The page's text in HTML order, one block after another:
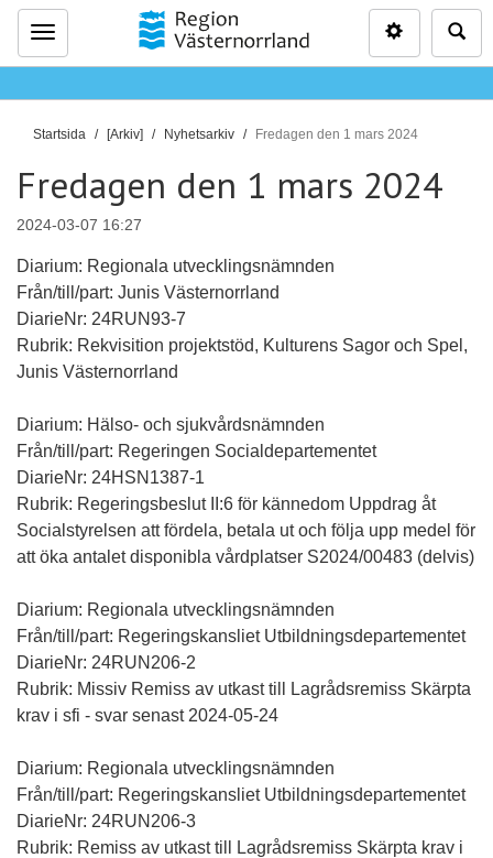
Meny
D
ä
r
h
ä
r
:
Startsida [Arkiv] Nyhetsarkiv Fredagen den 1 mars 2024
Fredagen den 1 mars 2024
2024-03-07 16:27
Diarium: Regionala utvecklingsnämnden
Från/till/part: Junis Västernorrland
DiarieNr: 24RUN93-7
Rubrik: Rekvisition projektstöd, Kulturens Sagor och Spel,
Junis Västernorrland
Diarium: Hälso- och sjukvårdsnämnden
Från/till/part: Regeringen Socialdepartementet
DiarieNr: 24HSN1387-1
Rubrik: Regeringsbeslut II:6 för kännedom Uppdrag åt
Socialstyrelsen att fördela, betala ut och följa upp medel för
att öka antalet disponibla vårdplatser S2024/00483 (delvis)
Diarium: Regionala utvecklingsnämnden
Från/till/part: Regeringskansliet Utbildningsdepartementet
DiarieNr: 24RUN206-2
Rubrik: Missiv Remiss av utkast till Lagrådsremiss Skärpta
krav i sfi - svar senast 2024-05-24
Diarium: Regionala utvecklingsnämnden
Från/till/part: Regeringskansliet Utbildningsdepartementet
DiarieNr: 24RUN206-3
Rubrik: Remiss av utkast till Lagrådsremiss Skärpta krav i